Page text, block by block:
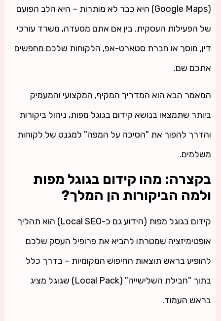
(Google Maps) היא כבר לא מותרות – היא הלב הפועם
של הפעילות העסקית. בין אם אתם מסעדה, משרד עורכי
דין, מוסך או חברת סטארט-אפ, הלקוחות שלכם מחפשים
אתכם שם.
המאמר הבא הוא המדריך המקיף, המקצועי והמעמיק
ביותר שתמצאו בנושא קידום בגוגל מפות, ניהול ביקורות
והדרך להפוך את "הסיכה על המפה" למגנט של לקוחות
משלמים.
בקצרה: מהו קידום בגוגל מפות
ולמה הביקורות הן המלך?
קידום בגוגל מפות (הידוע גם כ-Local SEO) הוא תהליך
אופטימיזציה שמטרתו להביא את פרופיל העסק שלכם
להופיע בראש תוצאות החיפוש המקומיות – בדרך כלל
בתוך "חבילת השלישייה" (Local Pack) שגוגל מציג
בראש העמוד.